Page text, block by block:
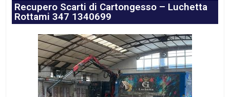
Recupero Scarti di Cartongesso – Luchetta
Rottami 347 1340699